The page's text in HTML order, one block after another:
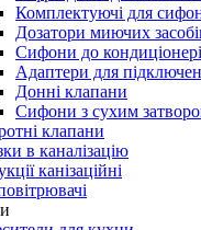
Комплектуючі для
Дозатори миючих
Сифони до
Адаптери для
Донні клапани
Сифони з сухим
клапани
в каналізацію
канізаційні